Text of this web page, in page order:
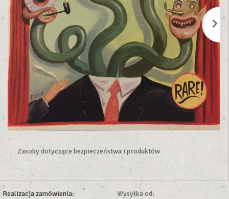
Zasoby dotyczące bezpieczeństwa i produktów
Realizacja zamówienia:
Wysyłka od: